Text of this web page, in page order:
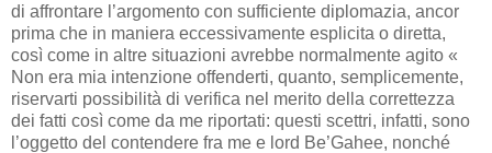
di affrontare l’argomento con sufficiente diplomazia, ancor
prima che in maniera eccessivamente esplicita o diretta,
così come in altre situazioni avrebbe normalmente agito «
Non era mia intenzione offenderti, quanto, semplicemente,
riservarti possibilità di verifica nel merito della correttezza
dei fatti così come da me riportati: questi scettri, infatti, sono
l’oggetto del contendere fra me e lord Be’Gahee, nonché